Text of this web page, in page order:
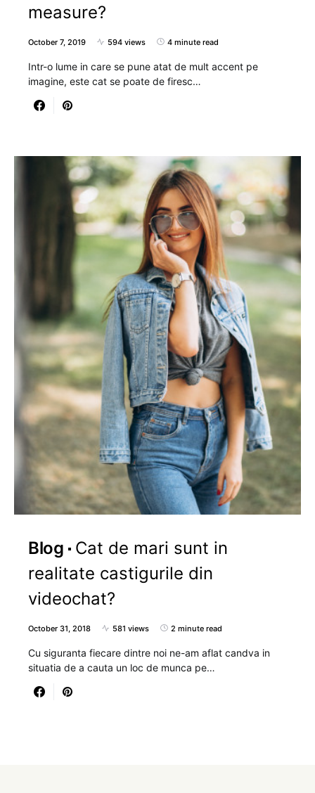
measure?
October 7, 2019 594 views 4 minute read
Intr-o lume in care se pune atat de mult accent pe
imagine, este cat se poate de firesc…
Blog
Cat de mari sunt in
realitate castigurile din
videochat?
October 31, 2018 581 views 2 minute read
Cu siguranta fiecare dintre noi ne-am aflat candva in
situatia de a cauta un loc de munca pe…